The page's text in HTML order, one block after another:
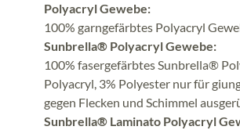
Polyacryl Gewebe:
100% garngefärbtes Polyacryl
Sunbrella® Polyacryl Gewebe:
100% fasergefärbtes Sunbrella®
Polyacryl, 3% Polyester nur für
gegen Flecken und Schimmel
Sunbrella® Laminato Polyacryl